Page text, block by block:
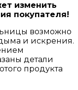
изменить
покупателя!
возможно
и искрения.
детали
продукта